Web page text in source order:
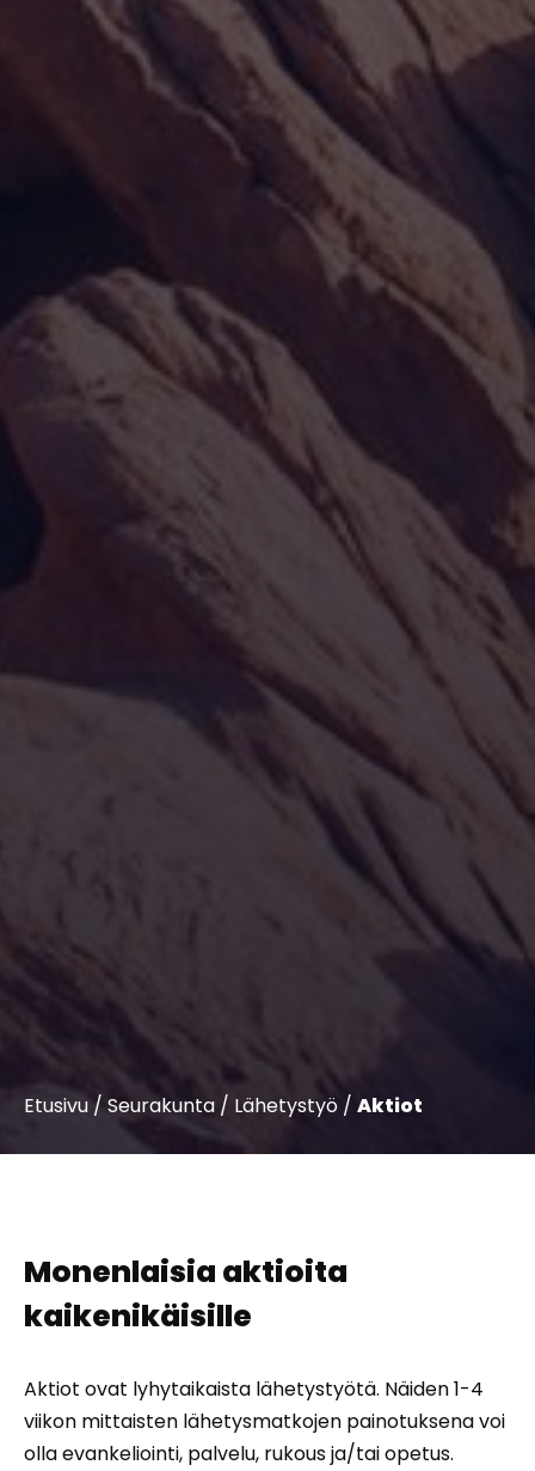
Etusivu / Seurakunta / Lähetystyö / Aktiot
Monenlaisia aktioita
kaikenikäisille
Aktiot ovat lyhytaikaista lähetystyötä. Näiden 1-4
viikon mittaisten lähetysmatkojen painotuksena voi
olla evankeliointi, palvelu, rukous ja/tai opetus.